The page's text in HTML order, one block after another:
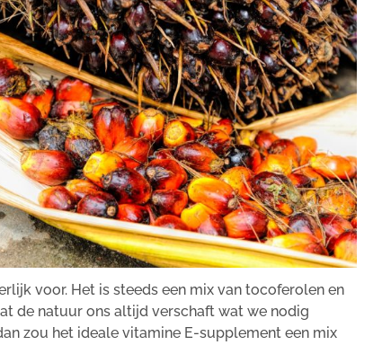
voor. Het is steeds een mix van tocoferolen en
de natuur ons altijd verschaft wat we nodig
zou het ideale vitamine E-supplement een mix